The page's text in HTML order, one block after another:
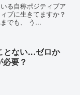
る自称ポジティブア
ブに生きてますか？
でも、 う...
とない…ゼロか
要？